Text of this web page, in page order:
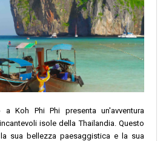
Koh Phi Phi presenta un'avventura
isole della Thailandia. Questo
sua bellezza paesaggistica e la sua